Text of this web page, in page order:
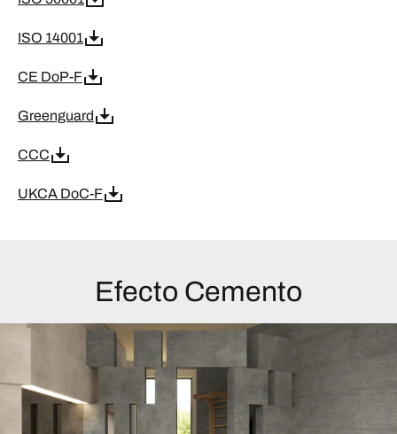
ISO 14001
CE DoP-F
Greenguard
CCC
UKCA DoC-F
Efecto Cemento